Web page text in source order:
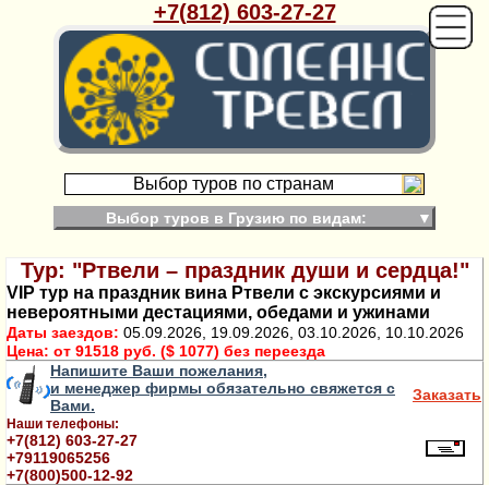
+7(812) 603-27-27
Выбор туров по странам
Выбор туров в Грузию по видам: ▼
Тур: "Ртвели – праздник души и сердца!"
VIP тур на праздник вина Ртвели с экскурсиями и
невероятными дестациями, обедами и ужинами
Даты заездов: 05.09.2026, 19.09.2026, 03.10.2026, 10.10.2026
Цена: от 91518 руб. ($ 1077) без переезда
Напишите Ваши пожелания,
и менеджер фирмы обязательно свяжется с
Вами.
Наши телефоны:
+7(812) 603-27-27
+79119065256
+7(800)500-12-92
Заказать